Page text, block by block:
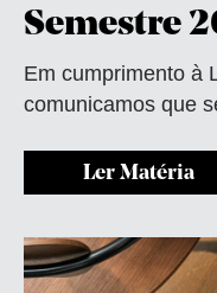
Semestre
Em cumprimento à
comunicamos que
Ler Matéria